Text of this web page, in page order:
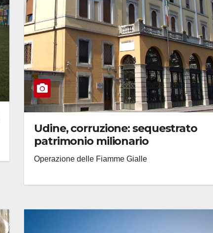
Udine, corruzione: sequestrato
patrimonio milionario
Operazione delle Fiamme Gialle